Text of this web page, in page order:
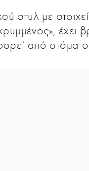
στυλ με
έχει
από στόμα